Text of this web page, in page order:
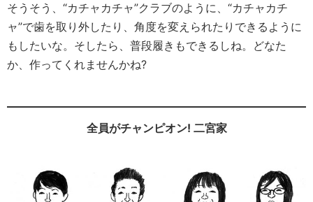
そうそう、“カチャカチャ”クラブのように、“カチャカチ
ャ”で歯を取り外したり、角度を変えられたりできるように
もしたいな。そしたら、普段履きもできるしね。どなた
か、作ってくれませんかね?
全員がチャンピオン! 二宮家